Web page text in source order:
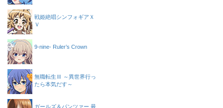
戦姫絶唱シンフォギアＸ
Ｖ
9-nine- Ruler’s Crown
無職転生Ⅲ ～異世界行っ
たら本気だす～
ガールズ＆パンツァー 最